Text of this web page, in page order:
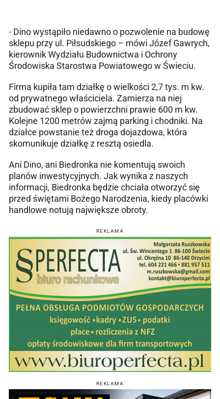
- Dino wystąpiło niedawno o pozwolenie na budowę
sklepu przy ul. Piłsudskiego – mówi Józef Gawrych,
kierownik Wydziału Budownictwa i Ochrony
Środowiska Starostwa Powiatowego w Świeciu.
Firma kupiła tam działkę o wielkości 2,7 tys. m kw.
od prywatnego właściciela. Zamierza na niej
zbudować sklep o powierzchni prawie 600 m kw.
Kolejne 1200 metrów zajmą parking i chodniki. Na
działce powstanie też droga dojazdowa, która
skomunikuje działkę z resztą osiedla.
Ani Dino, ani Biedronka nie komentują swoich
planów inwestycyjnych. Jak wynika z naszych
informacji, Biedronka będzie chciała otworzyć się
przed świętami Bożego Narodzenia, kiedy placówki
handlowe notują największe obroty.
REKLAMA
REKLAMA